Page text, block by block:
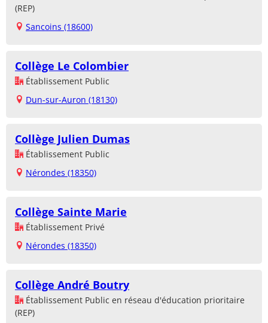
(REP)
Sancoins (18600)
Collège Le Colombier
Établissement Public
Dun-sur-Auron (18130)
Collège Julien Dumas
Établissement Public
Nérondes (18350)
Collège Sainte Marie
Établissement Privé
Nérondes (18350)
Collège André Boutry
Établissement Public en réseau d'éducation prioritaire
(REP)